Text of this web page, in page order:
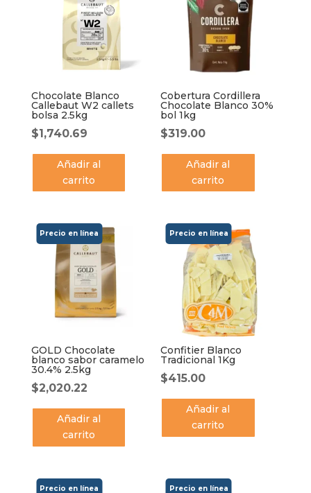
Chocolate Blanco
Callebaut W2 callets
bolsa 2.5kg
$1,740.69
Añadir al
carrito
Cobertura Cordillera
Chocolate Blanco 30%
bol 1kg
$319.00
Añadir al
carrito
GOLD Chocolate
blanco sabor caramelo
30.4% 2.5kg
$2,020.22
Añadir al
carrito
Confitier Blanco
Tradicional 1Kg
$415.00
Añadir al
carrito